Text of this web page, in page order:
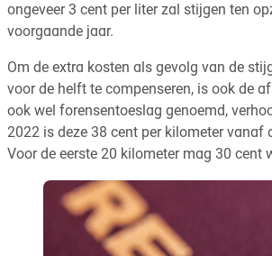
ongeveer 3 cent per liter zal stijgen ten
voorgaande jaar.
Om de extra kosten als gevolg van de
voor de helft te compenseren, is ook de
ook wel forensentoeslag genoemd,
2022 is deze 38 cent per kilometer vanaf
Voor de eerste 20 kilometer mag 30 cent